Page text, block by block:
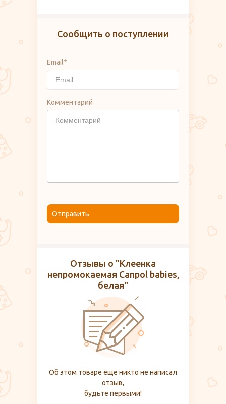
Сообщить о поступлении
Email*
Комментарий
Отправить
Отзывы о "Клеенка
непромокаемая Canpol babies,
белая"
Об этом товаре еще никто не написал
отзыв,
будьте первыми!